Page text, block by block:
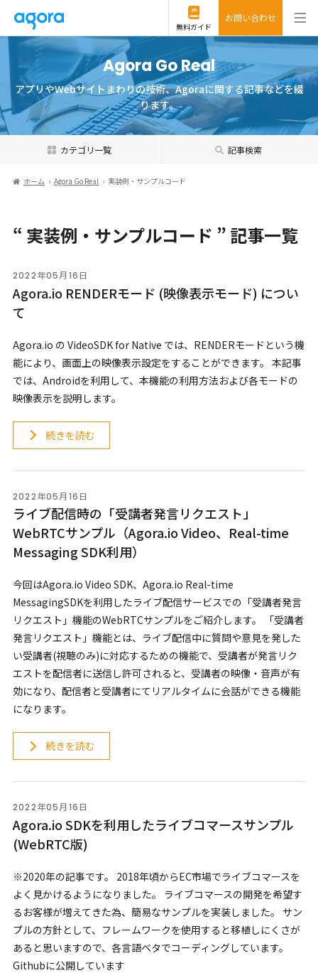
無料ガイド
お問い合わせ
Agora Go Real
アプリやWebサイトまわりの技術、Agoraに関する記事などを綴
ります。
カテゴリ一覧 記事検索
ホーム Agora Go Real 実装例・サンプルコード
“ 実装例・サンプルコード ” 記事一覧
2022年05月16日
Agora.io RENDERモード (映像表示モード) につい
て
Agora.io の VideoSDK for Native では、RENDERモードという機
能により、画面上の映像表示設定をすることができます。 本記事
では、Androidを利用して、本機能の利用方法および各モードの
映像表示を説明します。
続きを読む
2022年05月16日
ライブ配信時の「受講者発言リクエスト」
WebRTCサンプル（Agora.io Video、Real-time
Messaging SDK利用）
今回はAgora.io Video SDK、Agora.io Real-time
MessagingSDKを利用したライブ配信サービスでの「受講者発言
リクエスト」機能のWebRTCサンプルをご紹介します。 「受講者
発言リクエスト」機能とは、ライブ配信中に質問や意見を発した
い受講者(視聴のみ)に対応するための機能で、受講者が発言リク
エストを配信者に送信し許可されると、受講者の映像・音声が有
効になり、配信者と受講者にてリアルタイムに会話ができる機能
になります。
続きを読む
2022年05月16日
Agora.io SDKを利用したライブコマースサンプル
(WebRTC版)
※2020年の記事です。 2018年頃からEC市場でライブコマースを
よく見かけるようになりました。 ライブコマースの開発を希望す
るお客様が増えてきた為、簡易なサンプルを実装しました。 サン
プルの方針として、フレームワークを使用すると移植しにくさが
あると思いますので、各言語ベタでコーディングしています。
Githubに公開しています